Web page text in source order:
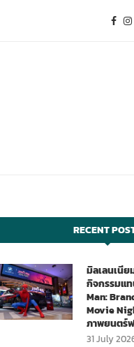
RECENT
มิลเลนเนีย
กิจกรรมแ
Man:
Movie
ภาพยนตร์
31 July